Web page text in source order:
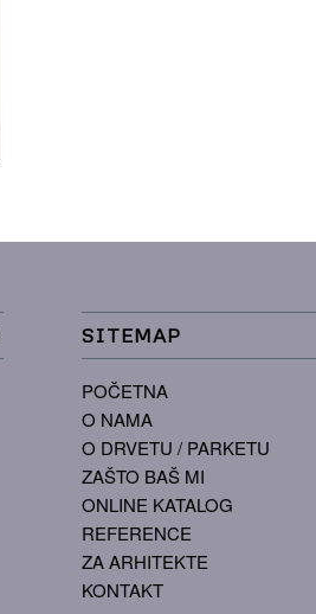
SITEMAP
POČETNA
O NAMA
O DRVETU / PARKETU
ZAŠTO BAŠ MI
ONLINE KATALOG
REFERENCE
ZA ARHITEKTE
KONTAKT